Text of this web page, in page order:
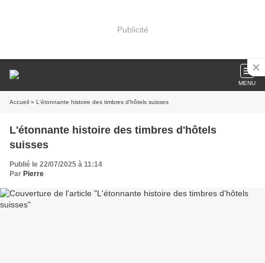
Publicité
MENU
Accueil » L'étonnante histoire des timbres d'hôtels suisses
L'étonnante histoire des timbres d'hôtels
suisses
Publié le 22/07/2025 à 11:14
Par Pierre